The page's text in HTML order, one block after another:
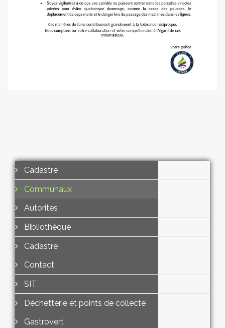
Cadastre
Communaux
Autorités
Bibliothèque
Cadastre
Contact
SIT
Déchetterie et points de collecte
Gastrovert